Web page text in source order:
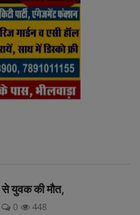
युवक की मौत,
0 448